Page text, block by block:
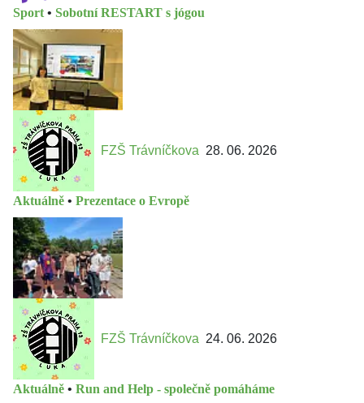
Sport • Sobotní RESTART s jógou
FZŠ Trávníčkova 28. 06. 2026
Aktuálně • Prezentace o Evropě
FZŠ Trávníčkova 24. 06. 2026
Aktuálně • Run and Help - společně pomáháme